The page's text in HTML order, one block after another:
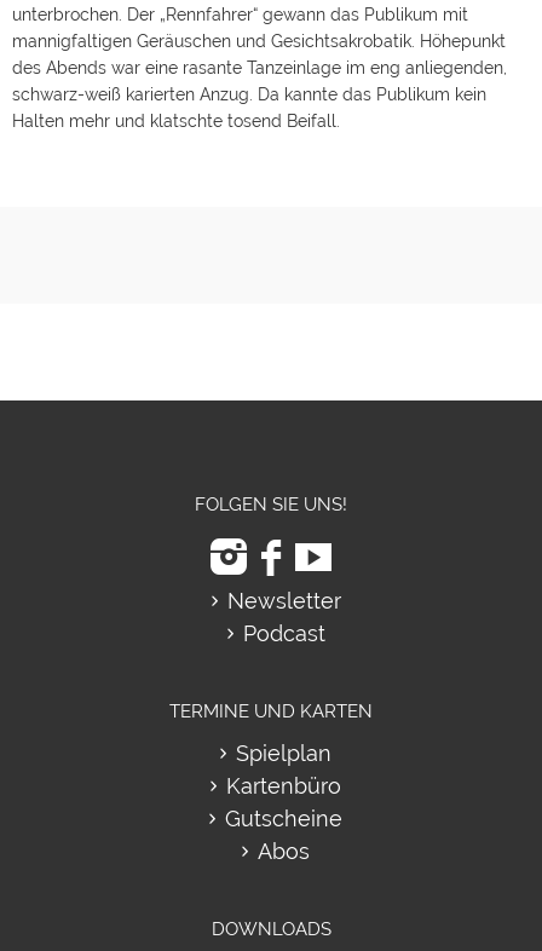
unterbrochen. Der „Rennfahrer“ gewann das Publikum mit
mannigfaltigen Geräuschen und Gesichtsakrobatik. Höhepunkt
des Abends war eine rasante Tanzeinlage im eng anliegenden,
schwarz-weiß karierten Anzug. Da kannte das Publikum kein
Halten mehr und klatschte tosend Beifall.
FOLGEN SIE UNS!
Newsletter
Podcast
TERMINE UND KARTEN
Spielplan
Kartenbüro
Gutscheine
Abos
DOWNLOADS